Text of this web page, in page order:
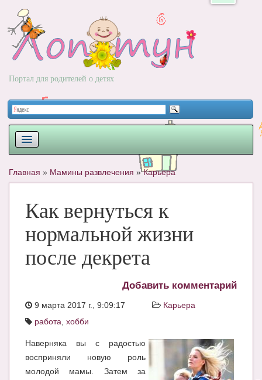
Портал для родителей о детях
НОВОРОЖДЕННЫЙ
РАЗВИТИЕ
ВОПРОС-ОТВЕТ
КНИГИ
Рекомендовано
Сказки
ПСИХОЛОГИЯ
Главная » Мамины развлечения »Карьера
Как вернуться к
нормальной жизни
после декрета
Добавить комментарий
9 марта 2017 г., 9:09:17
Карьера
работа хобби
Наверняка вы с радостью
восприняли новую роль
молодой мамы. Затем за